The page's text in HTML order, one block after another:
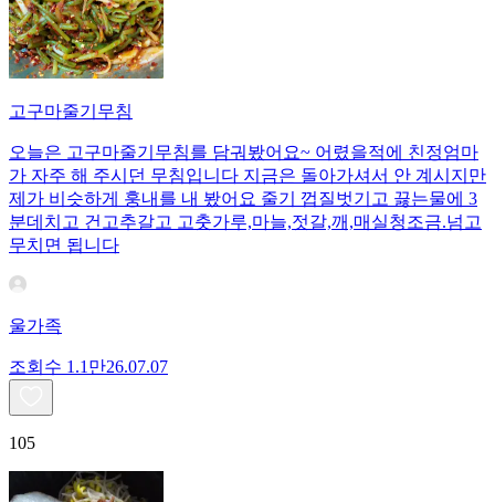
고구마줄기무침
오늘은 고구마줄기무침를 담궈봤어요~ 어렸을적에 친정엄마
가 자주 해 주시던 무침입니다 지금은 돌아가셔서 안 계시지만
제가 비슷하게 훙내를 내 봤어요 줄기 껍질벗기고 끓는물에 3
분데치고 건고추갈고 고춧가루,마늘,젓갈,깨,매실청조금.넘고
무치면 됩니다
울가족
조회수 1.1만26.07.07
105